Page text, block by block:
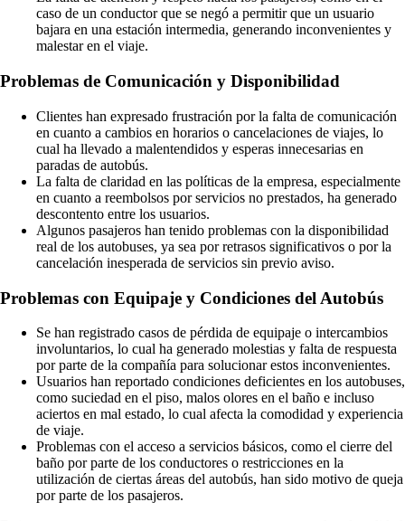
caso de un conductor que se negó a permitir que un usuario
bajara en una estación intermedia, generando inconvenientes y
malestar en el viaje.
Problemas de Comunicación y Disponibilidad
Clientes han expresado frustración por la falta de comunicación
en cuanto a cambios en horarios o cancelaciones de viajes, lo
cual ha llevado a malentendidos y esperas innecesarias en
paradas de autobús.
La falta de claridad en las políticas de la empresa, especialmente
en cuanto a reembolsos por servicios no prestados, ha generado
descontento entre los usuarios.
Algunos pasajeros han tenido problemas con la disponibilidad
real de los autobuses, ya sea por retrasos significativos o por la
cancelación inesperada de servicios sin previo aviso.
Problemas con Equipaje y Condiciones del Autobús
Se han registrado casos de pérdida de equipaje o intercambios
involuntarios, lo cual ha generado molestias y falta de respuesta
por parte de la compañía para solucionar estos inconvenientes.
Usuarios han reportado condiciones deficientes en los autobuses,
como suciedad en el piso, malos olores en el baño e incluso
aciertos en mal estado, lo cual afecta la comodidad y experiencia
de viaje.
Problemas con el acceso a servicios básicos, como el cierre del
baño por parte de los conductores o restricciones en la
utilización de ciertas áreas del autobús, han sido motivo de queja
por parte de los pasajeros.